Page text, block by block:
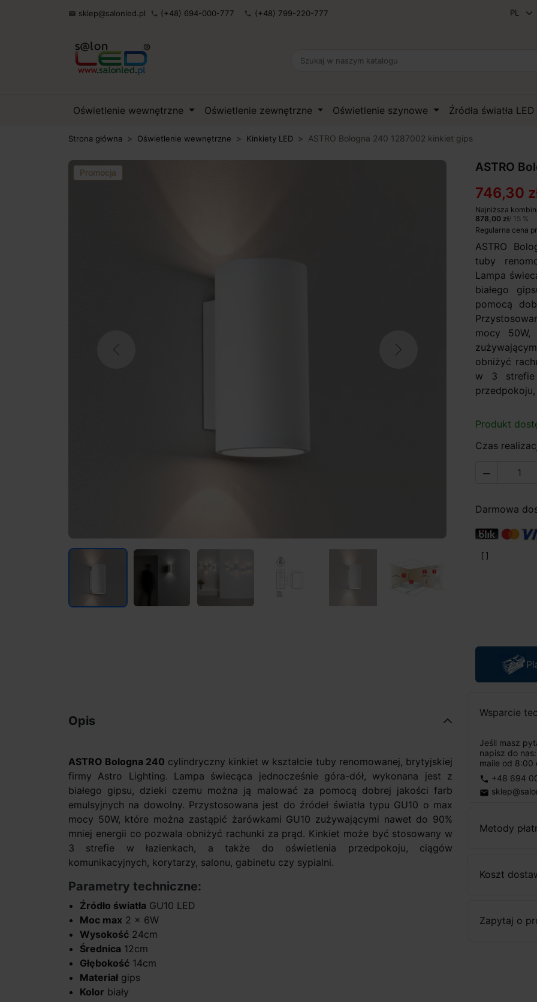
 sklep@salonled.pl phone (+48) 694-000-777 phone (+48) 799-220-777
Oświetlenie wewnętrzne Oświetlenie zewnętrzne Oświetlenie szynowe Źródła światła LED
Strona główna Oświetlenie wewnętrzne Kinkiety LED ASTRO Bologna 240 1287002 kinkiet gips
Promocja ASTRO
746,30
Najniższa
878,00 zł/ 15 %
Regularna cena
ASTRO
tuby
Lampa
białego
pomocą
mocy 50W,
obniżyć
w 3 strefie
Produkt
Czas

Darmowa
Wsparcie
Jeśli masz
napisz do
maile od 8:00
phone +48 694
email
Metody
Koszt
Zapytaj o
Opis
ASTRO Bologna 240 cylindryczny kinkiet w kształcie tuby renomowanej, brytyjskiej
firmy Astro Lighting. Lampa świecąca jednocześnie góra-dół, wykonana jest z
białego gipsu, dzieki czemu można ją malować za pomocą dobrej jakości farb
emulsyjnych na dowolny. Przystosowana jest do źródeł światła typu GU10 o max
mocy 50W, które można zastąpić żarówkami GU10 zużywającymi nawet do 90%
mniej energii co pozwala obniżyć rachunki za prąd. Kinkiet może być stosowany w
3 strefie w łazienkach, a także do oświetlenia przedpokoju, ciągów
komunikacyjnych, korytarzy, salonu, gabinetu czy sypialni.
Parametry techniczne:
Źródło światła GU10 LED
Moc max 2 x 6W
Wysokość 24cm
Średnica 12cm
Głębokość 14cm
Materiał gips
Kolor biały